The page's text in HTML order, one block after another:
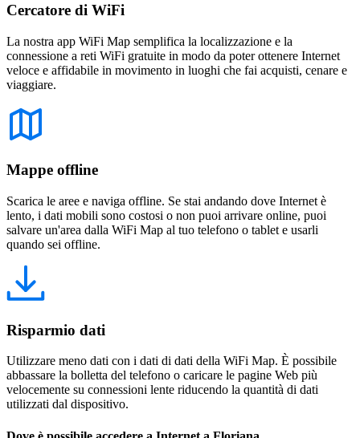
Cercatore di WiFi
La nostra app WiFi Map semplifica la localizzazione e la
connessione a reti WiFi gratuite in modo da poter ottenere Internet
veloce e affidabile in movimento in luoghi che fai acquisti, cenare e
viaggiare.
Mappe offline
Scarica le aree e naviga offline. Se stai andando dove Internet è
lento, i dati mobili sono costosi o non puoi arrivare online, puoi
salvare un'area dalla WiFi Map al tuo telefono o tablet e usarli
quando sei offline.
Risparmio dati
Utilizzare meno dati con i dati di dati della WiFi Map. È possibile
abbassare la bolletta del telefono o caricare le pagine Web più
velocemente su connessioni lente riducendo la quantità di dati
utilizzati dal dispositivo.